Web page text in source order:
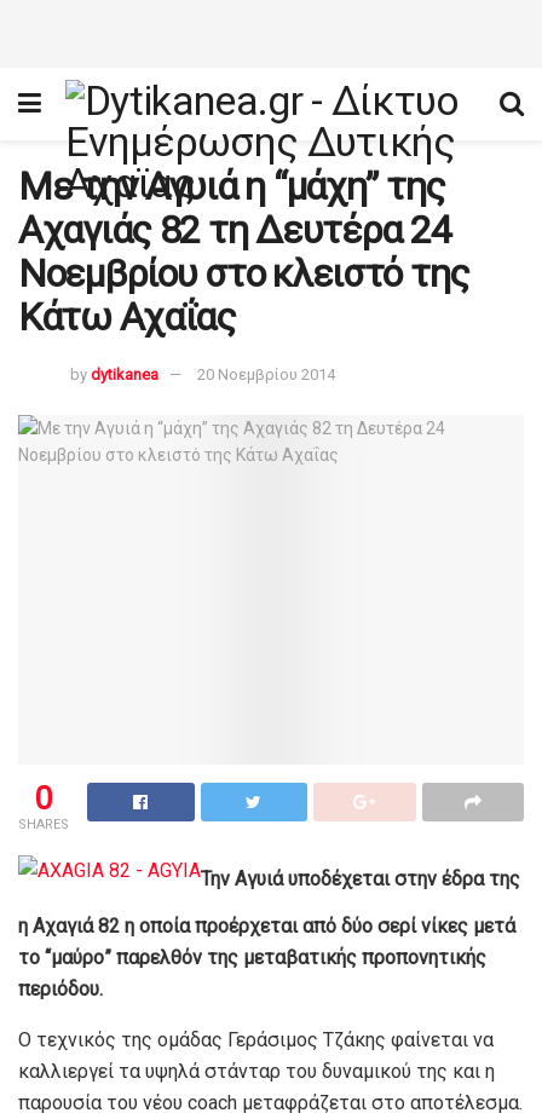
Με την Αγυιά η “μάχη” της
Αχαγιάς 82 τη Δευτέρα 24
Νοεμβρίου στο κλειστό της
Κάτω Αχαΐας
by dytikanea 20 Νοεμβρίου 2014
0
SHARES
Την Αγυιά υποδέχεται στην έδρα της
η Αχαγιά 82 η οποία προέρχεται από δύο σερί νίκες μετά
το “μαύρο” παρελθόν της μεταβατικής προπονητικής
περιόδου.
Ο τεχνικός της ομάδας Γεράσιμος Τζάκης φαίνεται να
καλλιεργεί τα υψηλά στάνταρ του δυναμικού της και η
παρουσία του νέου coach μεταφράζεται στο αποτέλεσμα.